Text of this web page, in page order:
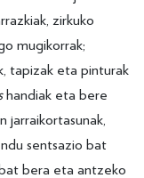
zirkuko
mugikorrak;
tapizak eta pinturak
handiak eta bere
sentsazio bat
bera eta antzeko